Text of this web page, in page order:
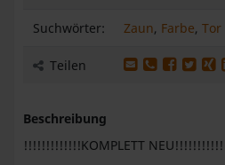
Suchwörter: Zaun, Farbe, Tor
Teilen Produkt per
Produkt
Beschreibung
!!!!!!!!!!!!!KOMPLETT